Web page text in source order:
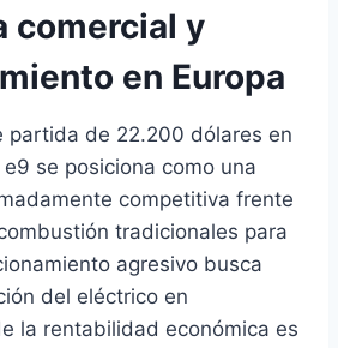
comercial y
en Europa
partida de 22.200 dólares en
se posiciona como una
competitiva frente
tradicionales para
agresivo busca
del eléctrico en
la rentabilidad económica es